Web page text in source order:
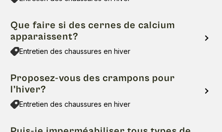
Que faire si des cernes de calcium
apparaissent?
Entretien des chaussures en hiver
Proposez-vous des crampons pour
l’hiver?
Entretien des chaussures en hiver